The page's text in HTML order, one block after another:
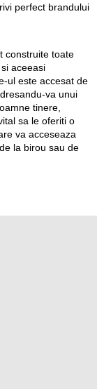
perfect brandului
construite toate
aceeasi
ul este accesat de
va unui
tinere,
sa le oferiti o
va acceseaza
la birou sau de